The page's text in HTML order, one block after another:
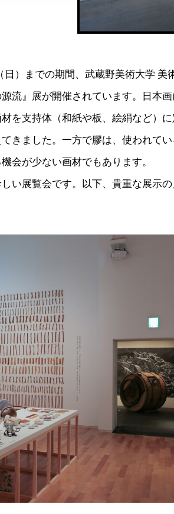
日）までの期間、武蔵野美術大学 美
流』展が開催されています。日本
を支持体（和紙や板、絵絹など）
きました。一方で膠は、使われて
会が少ない画材でもあります。
い展覧会です。以下、貴重な展示